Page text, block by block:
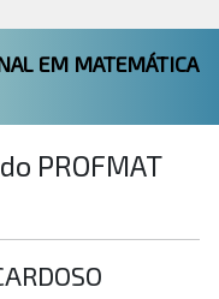
EM MATEMÁTICA
PROFMAT